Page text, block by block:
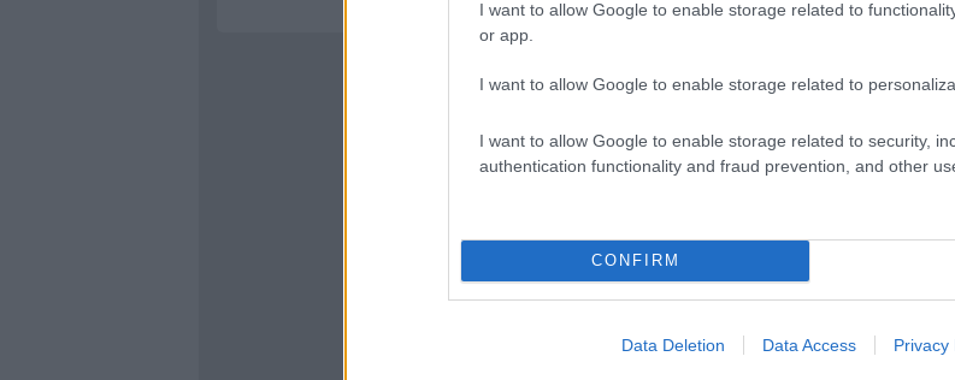
I want to allow Google to enable storage related to
or app.
I want to allow Google to enable storage related to
I want to allow Google to enable storage related to security,
authentication functionality and fraud prevention, and other
CONFIRM
Data Deletion Data Access Privacy